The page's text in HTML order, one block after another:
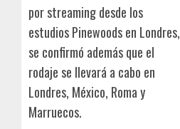
por streaming desde los
estudios Pinewoods en Londres,
se confirmó además que el
rodaje se llevará a cabo en
Londres, México, Roma y
Marruecos.